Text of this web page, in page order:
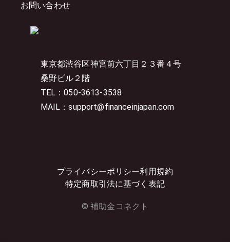
東京都渋谷区神宮前六丁目２３番４号
桑野ビル２階
TEL：050-3613-3538
MAIL：support@financeinjapan.com
プライバシーポリシー利用規約
特定商取引法に基づく表記
© 補助金コネクト
お問い合わせ